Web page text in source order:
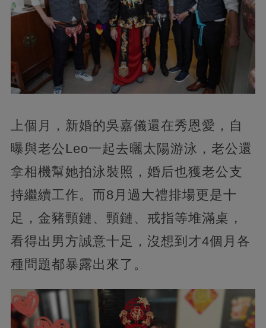
上個月，新婚的吳嘉儀還在秀恩愛，自
曝與老公Leo一起去曬太陽游泳，老公還
拿相機幫她拍泳裝照，婚后也獲老公支
持繼續工作。而8月過大禮排場更是十
足，金豬頸鏈、頸鏈、戒指等堆滿桌，
看得出男方誠意十足，沒想到才4個月各
種問題都暴露出來了。